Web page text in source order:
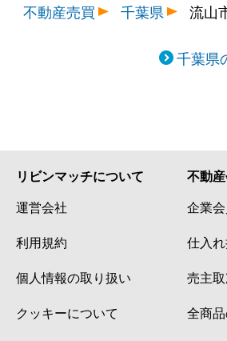
不動産売買
千葉県 流山
千葉県
リビンマッチについて
運営会社
利用規約
個人情報の取り扱い
クッキーについて
不動
企業
仕入
売主
全商